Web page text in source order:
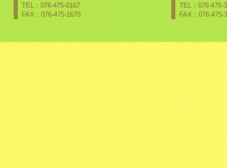
TEL：076-475-0167
FAX：076-475-1670
TEL：076-475-
FAX：076-475-